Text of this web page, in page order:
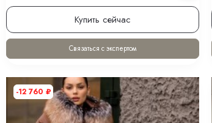
Купить сейчас
Связаться с экспертом
-12 760 ₽